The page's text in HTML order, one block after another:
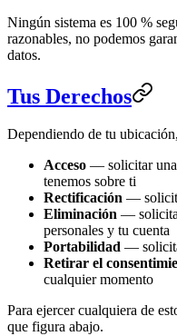
Ningún sistema es 100 %
razonables, no podemos
datos.
Tus Derechos
Dependiendo de tu
Acceso — solicitar una
tenemos sobre ti
Rectificación —
Eliminación —
personales y tu cuenta
Portabilidad —
Retirar el
cualquier momento
Para ejercer cualquiera de
que figura abajo.